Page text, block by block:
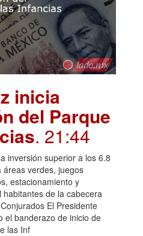
inicia
del Parque
. 21:44
inversión superior a los 6.8
áreas verdes, juegos
estacionamiento y
de la cabecera
El Presidente
el banderazo de inicio de
las Inf